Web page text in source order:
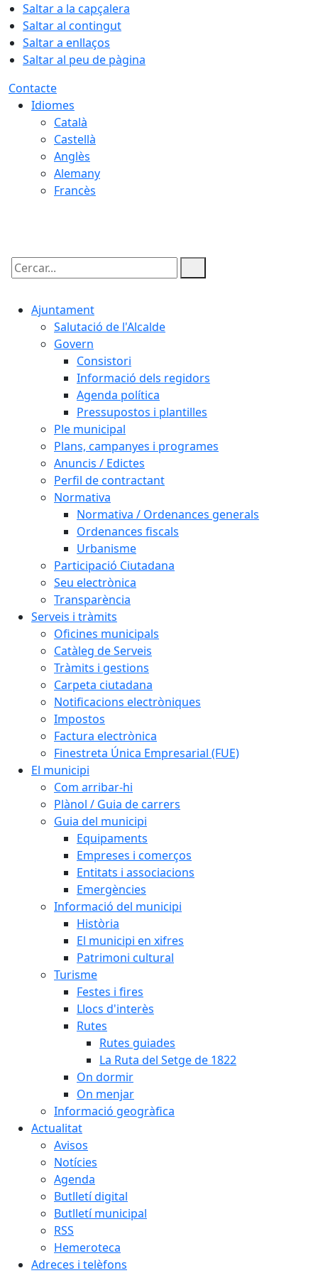
Saltar a la capçalera
Saltar al contingut
Saltar a enllaços
Saltar al peu de pàgina
Contacte
Idiomes
Català
Castellà
Anglès
Alemany
Francès
Cercar:
Ajuntament
Salutació de l'Alcalde
Govern
Consistori
Informació dels regidors
Agenda política
Pressupostos i plantilles
Ple municipal
Plans, campanyes i programes
Anuncis / Edictes
Perfil de contractant
Normativa
Normativa / Ordenances generals
Ordenances fiscals
Urbanisme
Participació Ciutadana
Seu electrònica
Transparència
Serveis i tràmits
Oficines municipals
Catàleg de Serveis
Tràmits i gestions
Carpeta ciutadana
Notificacions electròniques
Impostos
Factura electrònica
Finestreta Única Empresarial (FUE)
El municipi
Com arribar-hi
Plànol / Guia de carrers
Guia del municipi
Equipaments
Empreses i comerços
Entitats i associacions
Emergències
Informació del municipi
Història
El municipi en xifres
Patrimoni cultural
Turisme
Festes i fires
Llocs d'interès
Rutes
Rutes guiades
La Ruta del Setge de 1822
On dormir
On menjar
Informació geogràfica
Actualitat
Avisos
Notícies
Agenda
Butlletí digital
Butlletí municipal
RSS
Hemeroteca
Adreces i telèfons